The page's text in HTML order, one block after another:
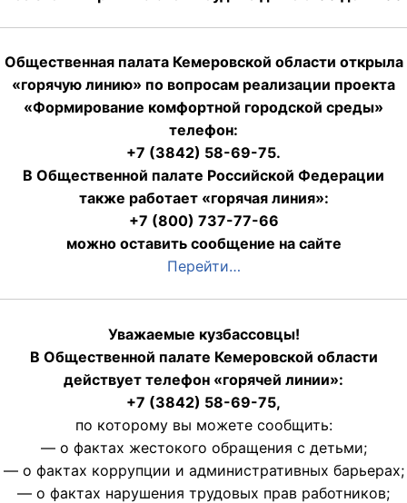
Общественная палата Кемеровской области открыла
«горячую линию» по вопросам реализации проекта
«Формирование комфортной городской среды»
телефон:
+7 (3842) 58-69-75.
В Общественной палате Российской Федерации
также работает «горячая линия»:
+7 (800) 737-77-66
можно оставить сообщение на сайте
Перейти…
Уважаемые кузбассовцы!
В Общественной палате Кемеровской области
действует телефон «горячей линии»:
+7 (3842) 58-69-75,
по которому вы можете сообщить:
— о фактах жестокого обращения с детьми;
— о фактах коррупции и административных барьерах;
— о фактах нарушения трудовых прав работников;